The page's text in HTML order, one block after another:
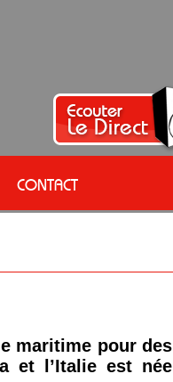
CONTACT
maritime pour des
et l’Italie est née